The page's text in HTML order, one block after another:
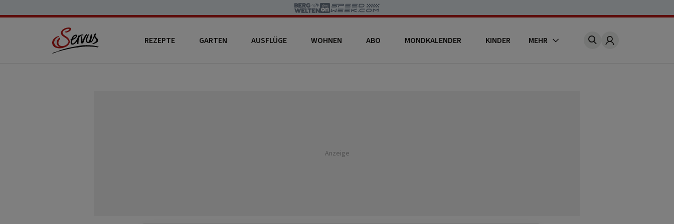
REZEPTE GARTEN AUSFLÜGE WOHNEN ABO MONDKALENDER KINDER MEHR Account
Anzeige